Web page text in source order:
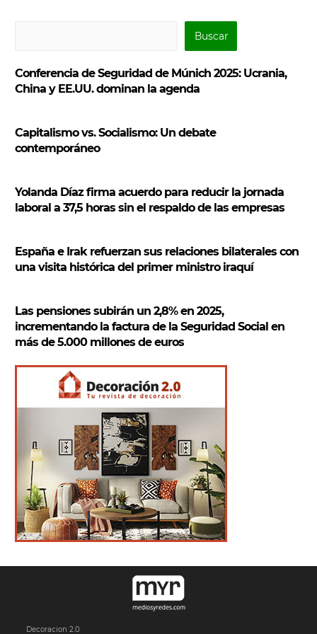
s
c
r
Buscar
Conferencia de Seguridad de Múnich 2025: Ucrania,
China y EE.UU. dominan la agenda
Capitalismo vs. Socialismo: Un debate
contemporáneo
Yolanda Díaz firma acuerdo para reducir la jornada
laboral a 37,5 horas sin el respaldo de las empresas
España e Irak refuerzan sus relaciones bilaterales con
una visita histórica del primer ministro iraquí
Las pensiones subirán un 2,8% en 2025,
incrementando la factura de la Seguridad Social en
más de 5.000 millones de euros
Decoracion 2.0